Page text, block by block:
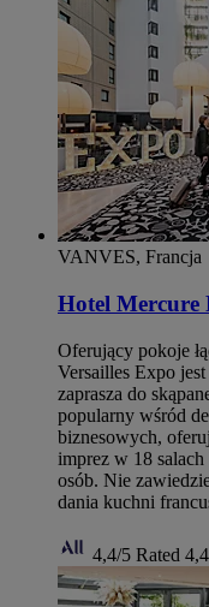
VANVES, Francja
Hotel Mercure
Oferujący pokoje
Versailles Expo
zaprasza do
popularny wśród
biznesowych,
imprez w 18
osób. Nie
dania kuchni
4,4/5 Rated